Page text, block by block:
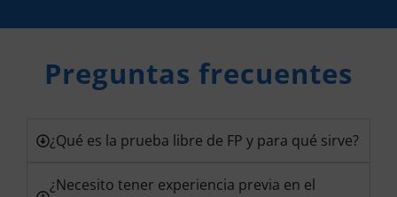
Preguntas frecuentes
¿Qué es la prueba libre de FP y para qué sirve?
¿Necesito tener experiencia previa en el